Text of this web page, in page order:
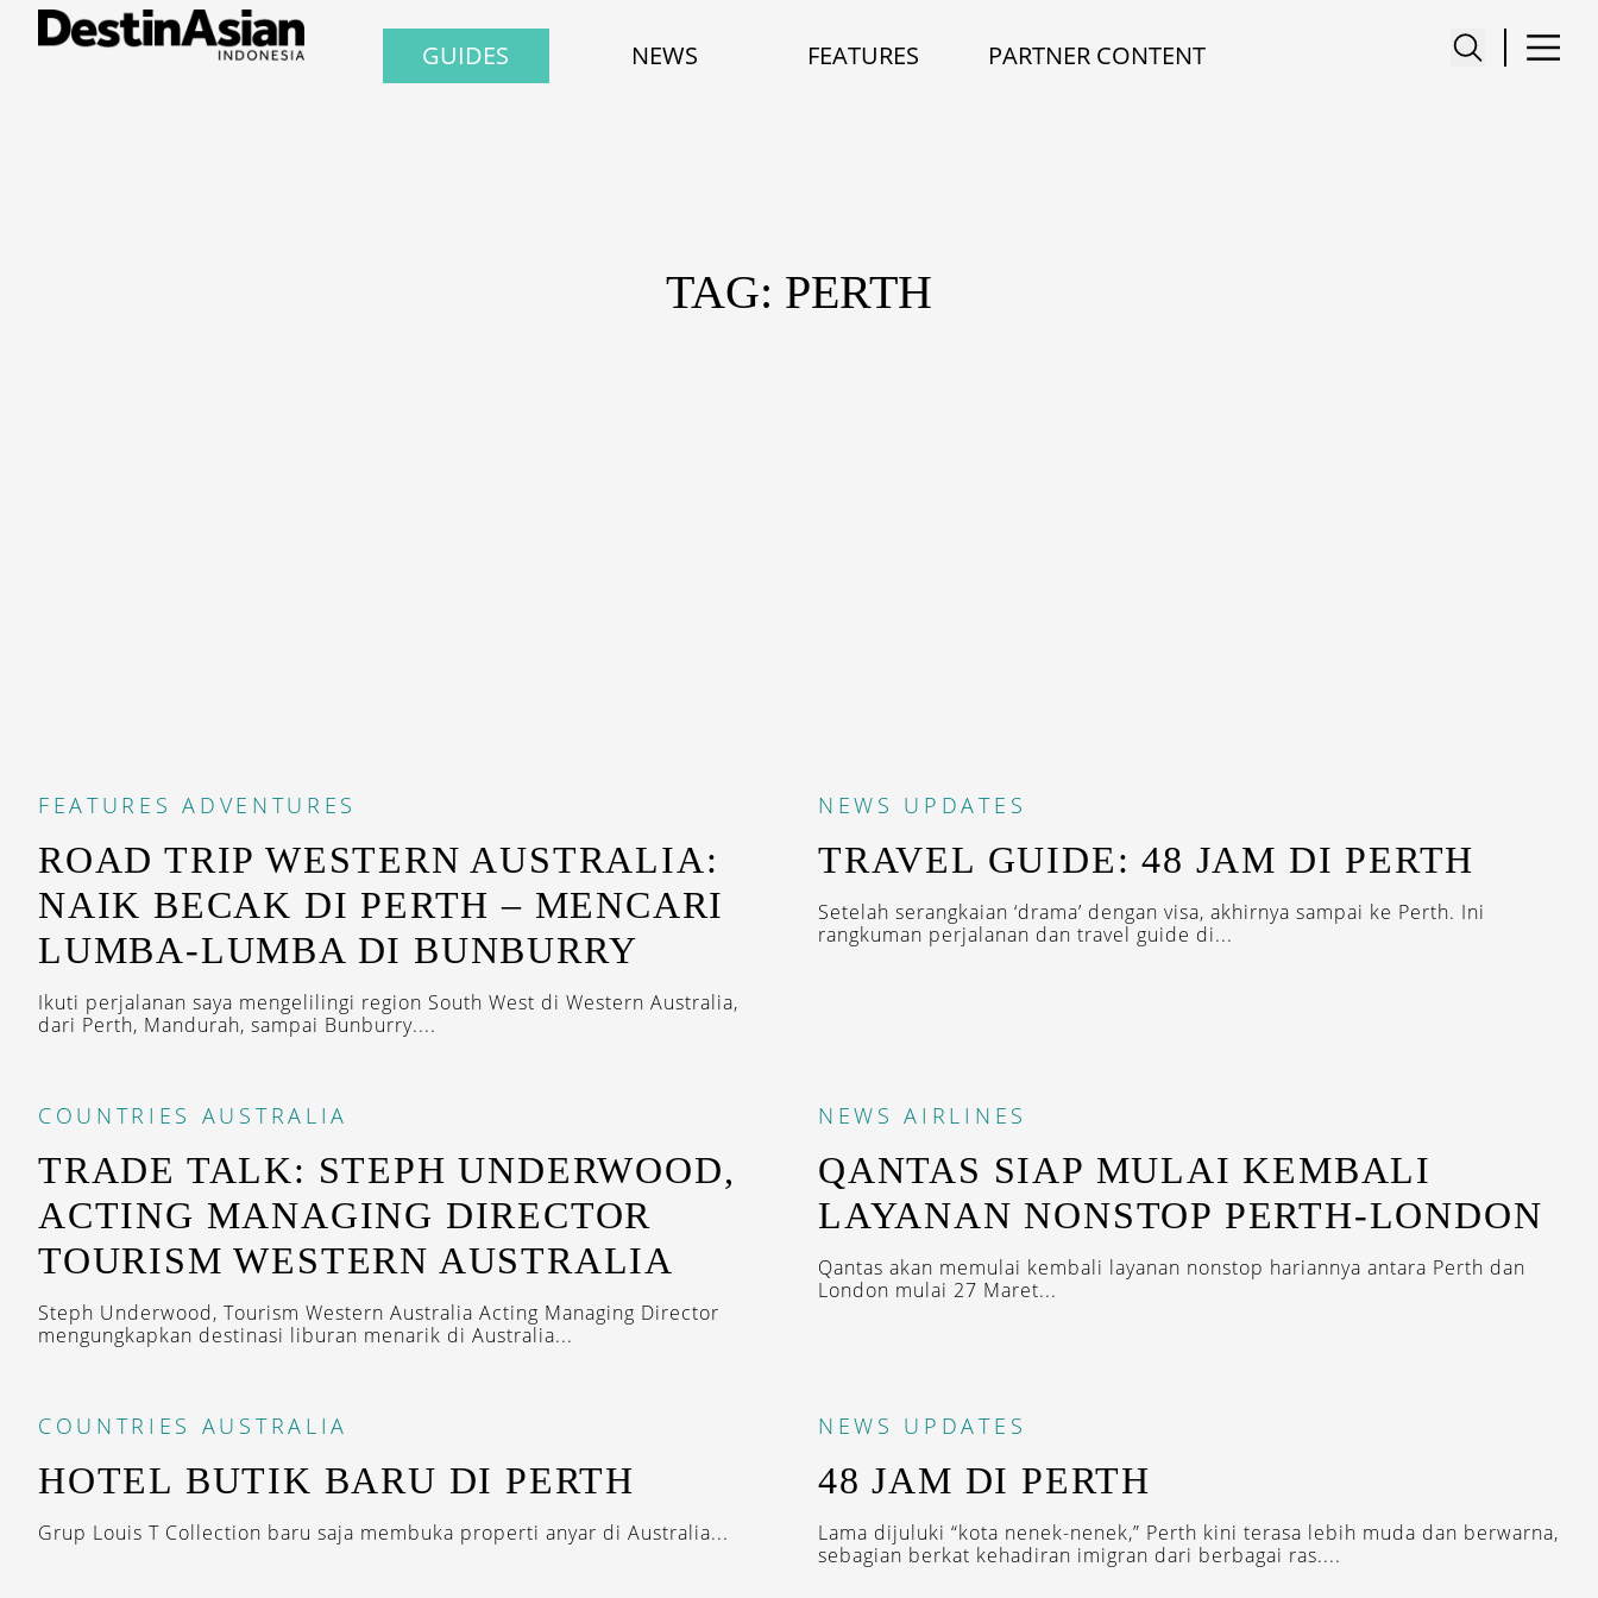
GUIDES NEWS FEATURES PARTNER CONTENT
TAG: PERTH
FEATURES ADVENTURES
ROAD TRIP WESTERN AUSTRALIA:
NAIK BECAK DI PERTH – MENCARI
LUMBA-LUMBA DI BUNBURRY
Ikuti perjalanan saya mengelilingi region South West di Western Australia,
dari Perth, Mandurah, sampai Bunburry....
NEWS UPDATES
TRAVEL GUIDE: 48 JAM DI PERTH
Setelah serangkaian ‘drama’ dengan visa, akhirnya sampai ke Perth. Ini
rangkuman perjalanan dan travel guide di...
COUNTRIES AUSTRALIA
TRADE TALK: STEPH UNDERWOOD,
ACTING MANAGING DIRECTOR
TOURISM WESTERN AUSTRALIA
Steph Underwood, Tourism Western Australia Acting Managing Director
mengungkapkan destinasi liburan menarik di Australia...
NEWS AIRLINES
QANTAS SIAP MULAI KEMBALI
LAYANAN NONSTOP PERTH-LONDON
Qantas akan memulai kembali layanan nonstop hariannya antara Perth dan
London mulai 27 Maret...
COUNTRIES AUSTRALIA
HOTEL BUTIK BARU DI PERTH
Grup Louis T Collection baru saja membuka properti anyar di Australia...
NEWS UPDATES
48 JAM DI PERTH
Lama dijuluki “kota nenek-nenek,” Perth kini terasa lebih muda dan berwarna,
sebagian berkat kehadiran imigran dari berbagai ras....